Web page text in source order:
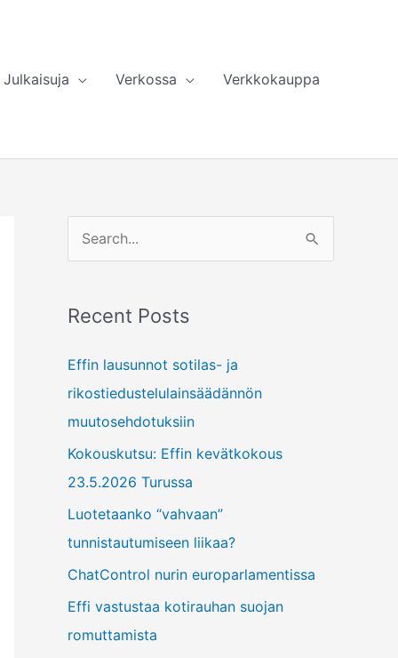
Julkaisuja Verkossa Verkkokauppa
e
r
h
f
o
r
:
Recent Posts
Effin lausunnot sotilas- ja
rikostiedustelulainsäädännön
muutosehdotuksiin
Kokouskutsu: Effin kevätkokous
23.5.2026 Turussa
Luotetaanko “vahvaan”
tunnistautumiseen liikaa?
ChatControl nurin europarlamentissa
Effi vastustaa kotirauhan suojan
romuttamista